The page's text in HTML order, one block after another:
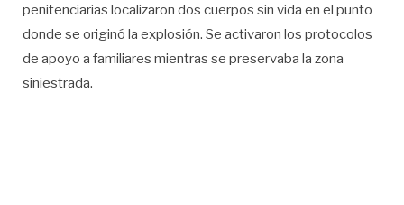
penitenciarias localizaron dos cuerpos sin vida en el punto
donde se originó la explosión. Se activaron los protocolos
de apoyo a familiares mientras se preservaba la zona
siniestrada.